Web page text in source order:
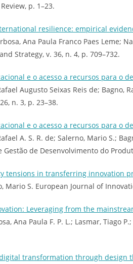
p. 1–23.
resilience: empirical
Ana Paula Franco Paes Leme;
Strategy, v. 36, n. 4, p. 709–732.
e o acesso a recursos para o
Augusto Seixas Reis de; Bagno,
n. 3, p. 23–38.
e o acesso a recursos para o
A. S. R. de; Salerno, Mario S.;
de Desenvolvimento do
tensions in transferring innovation
Mario S. European Journal of
Leveraging from the
Ana Paula F. P. L.; Lasmar, Tiago
transformation through design